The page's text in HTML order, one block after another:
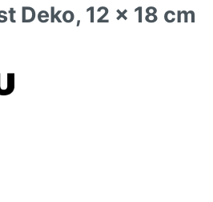
Deko, 12 x 18 cm